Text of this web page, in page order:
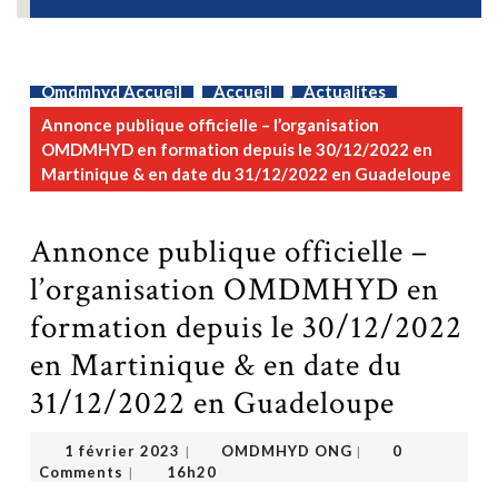
Omdmhyd Accueil Accueil , Actualites
Annonce publique officielle – l’organisation
OMDMHYD en formation depuis le 30/12/2022 en
Martinique & en date du 31/12/2022 en Guadeloupe
Annonce publique officielle –
l’organisation OMDMHYD en
formation depuis le 30/12/2022
en Martinique & en date du
31/12/2022 en Guadeloupe
1 février 2023 | OMDMHYD ONG |
0
Comments | 16h20